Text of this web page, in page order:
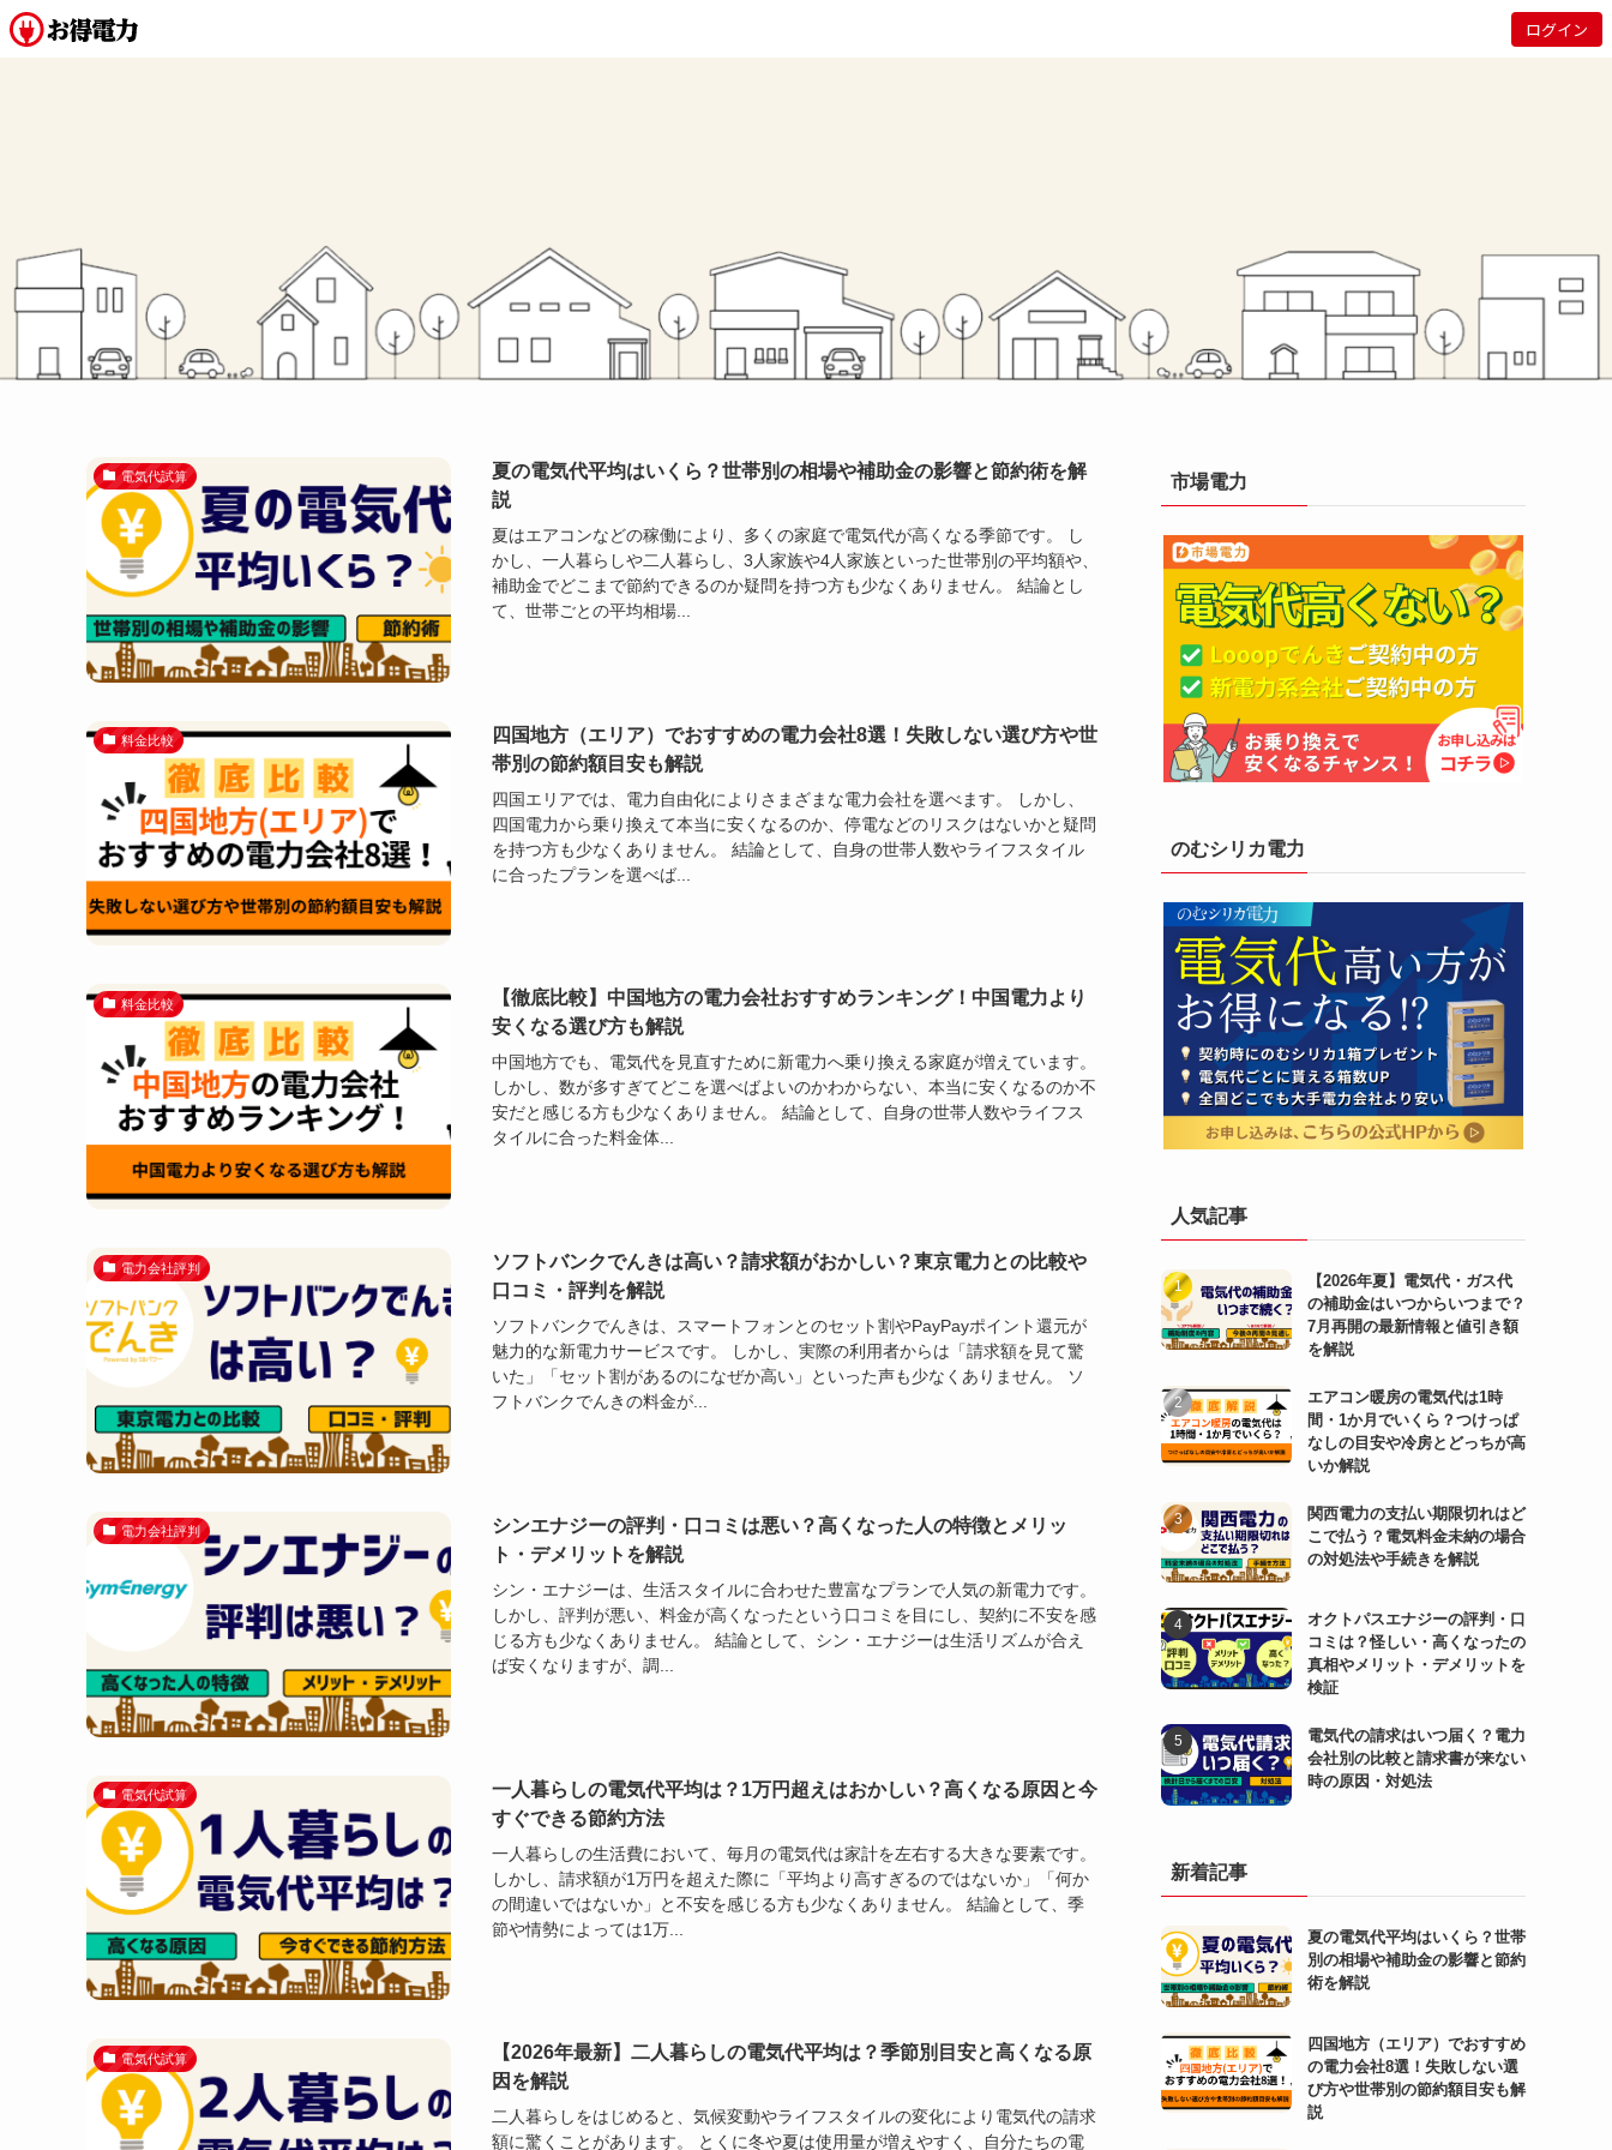
ログイン
電気代試算
夏の電気代平均はいくら？世帯別の相場や補助金の影響と節約術を解
説
夏はエアコンなどの稼働により、多くの家庭で電気代が高くなる季節です。 し
かし、一人暮らしや二人暮らし、3人家族や4人家族といった世帯別の平均額や、
補助金でどこまで節約できるのか疑問を持つ方も少なくありません。 結論とし
て、世帯ごとの平均相場...
料金比較
四国地方（エリア）でおすすめの電力会社8選！失敗しない選び方や世
帯別の節約額目安も解説
四国エリアでは、電力自由化によりさまざまな電力会社を選べます。 しかし、
四国電力から乗り換えて本当に安くなるのか、停電などのリスクはないかと疑問
を持つ方も少なくありません。 結論として、自身の世帯人数やライフスタイル
に合ったプランを選べば...
料金比較
【徹底比較】中国地方の電力会社おすすめランキング！中国電力より
安くなる選び方も解説
中国地方でも、電気代を見直すために新電力へ乗り換える家庭が増えています。
しかし、数が多すぎてどこを選べばよいのかわからない、本当に安くなるのか不
安だと感じる方も少なくありません。 結論として、自身の世帯人数やライフス
タイルに合った料金体...
電力会社評判
ソフトバンクでんきは高い？請求額がおかしい？東京電力との比較や
口コミ・評判を解説
ソフトバンクでんきは、スマートフォンとのセット割やPayPayポイント還元が
魅力的な新電力サービスです。 しかし、実際の利用者からは「請求額を見て驚
いた」「セット割があるのになぜか高い」といった声も少なくありません。 ソ
フトバンクでんきの料金が...
電力会社評判
シンエナジーの評判・口コミは悪い？高くなった人の特徴とメリッ
ト・デメリットを解説
シン・エナジーは、生活スタイルに合わせた豊富なプランで人気の新電力です。
しかし、評判が悪い、料金が高くなったという口コミを目にし、契約に不安を感
じる方も少なくありません。 結論として、シン・エナジーは生活リズムが合え
ば安くなりますが、調...
電気代試算
一人暮らしの電気代平均は？1万円超えはおかしい？高くなる原因と今
すぐできる節約方法
一人暮らしの生活費において、毎月の電気代は家計を左右する大きな要素です。
しかし、請求額が1万円を超えた際に「平均より高すぎるのではないか」「何か
の間違いではないか」と不安を感じる方も少なくありません。 結論として、季
節や情勢によっては1万...
電気代試算
【2026年最新】二人暮らしの電気代平均は？季節別目安と高くなる原
因を解説
二人暮らしをはじめると、気候変動やライフスタイルの変化により電気代の請求
額に驚くことがあります。 とくに冬や夏は使用量が増えやすく、自分たちの電
市場電力
のむシリカ電力
人気記事
【2026年夏】電気代・ガス代
の補助金はいつからいつまで？
7月再開の最新情報と値引き額
を解説
エアコン暖房の電気代は1時
間・1か月でいくら？つけっぱ
なしの目安や冷房とどっちが高
いか解説
関西電力の支払い期限切れはど
こで払う？電気料金未納の場合
の対処法や手続きを解説
オクトパスエナジーの評判・口
コミは？怪しい・高くなったの
真相やメリット・デメリットを
検証
電気代の請求はいつ届く？電力
会社別の比較と請求書が来ない
時の原因・対処法
新着記事
夏の電気代平均はいくら？世帯
別の相場や補助金の影響と節約
術を解説
四国地方（エリア）でおすすめ
の電力会社8選！失敗しない選
び方や世帯別の節約額目安も解
説